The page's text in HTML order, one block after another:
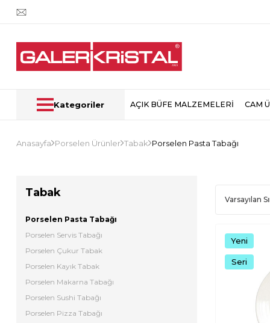
Kategoriler AÇIK BÜFE MALZEMELERİ CAM
Anasayfa Porselen Ürünler Tabak Porselen Pasta Tabağı
Tabak
Porselen Pasta Tabağı
Porselen Servis Tabağı
Porselen Çukur Tabak
Porselen Kayık Tabak
Porselen Makarna Tabağı
Porselen Sushi Tabağı
Porselen Pizza Tabağı
Yeni
Seri